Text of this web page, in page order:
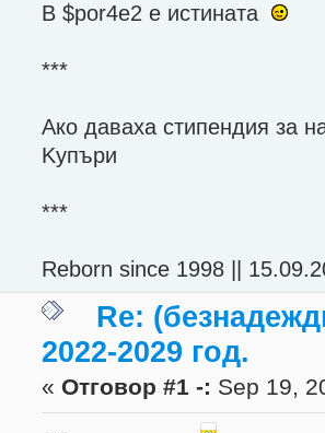
В $por4e2 e истината
***
Aко даваха стипендия за
Kупъри
***
Reborn since 1998 ||
Re:
2022-2029 год.
« Отговор #1 -: Sep 19,